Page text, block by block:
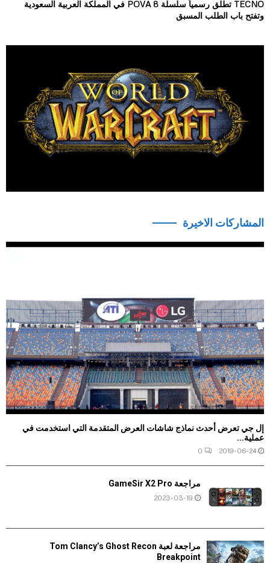
TECNO تطلق رسمياً سلسلة POVA 8 في المملكة العربية السعودية
وتفتح باب الطلب المسبق
المشاركات الاخيرة
إل جي تعرض أحدث نماذج شاشات العرض المتقدمة التي استخدمت في
عملية...
2019-06-24
0
مراجعة GameSir X2 Pro
2023-03-19
مراجعة لعبة Tom Clancy’s Ghost Recon
Breakpoint